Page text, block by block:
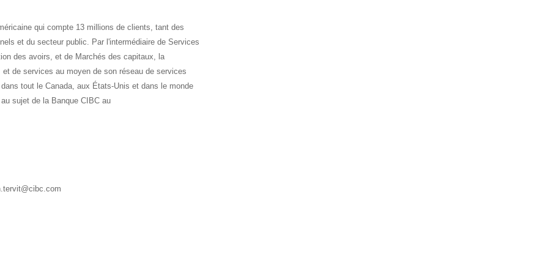
qui compte 13 millions de clients, tant des
et du secteur public. Par l'intermédiaire de Services
des avoirs, et de Marchés des capitaux, la
de services au moyen de son réseau de services
tout le Canada, aux États-Unis et dans le monde
sujet de la Banque CIBC au